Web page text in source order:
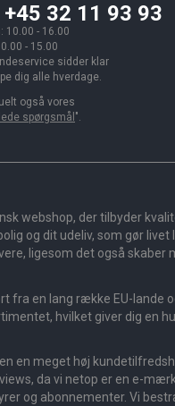
+45 32 11 93 93
10.00 - 16.00
- 15.00
sidder klar
dig alle hverdage.
også vores
spørgsmål ".
webshop, der tilbyder
og dit udeliv, som gør livet
ligesom det også skaber
fra en lang række EU-lande
hvilket giver dig en
en meget høj
da vi netop er en e-
og abonnementer. Vi